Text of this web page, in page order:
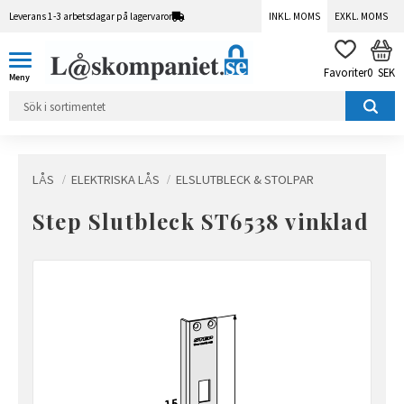
Leverans 1-3 arbetsdagar på lagervaror INKL. MOMS EXKL. MOMS
FAVORITER
0 SEK
LÅS ELEKTRISKA LÅS ELSLUTBLECK & STOLPAR
Step Slutbleck ST6538 vinklad